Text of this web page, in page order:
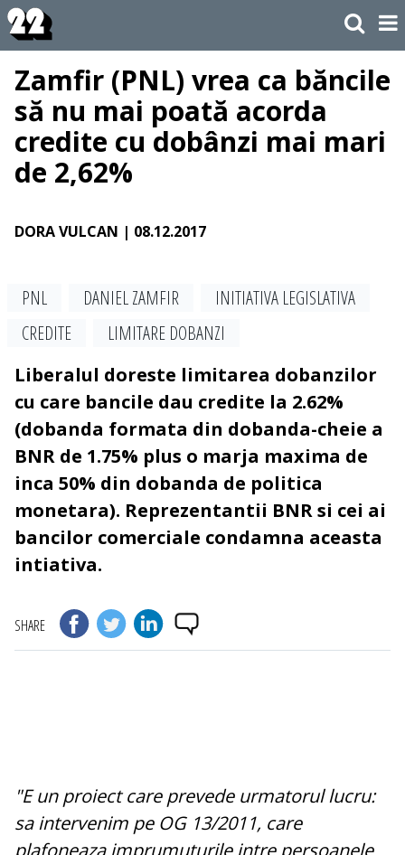
Zamfir (PNL) vrea ca băncile
să nu mai poată acorda
credite cu dobânzi mai mari
de 2,62%
DORA VULCAN | 08.12.2017
PNL DANIEL ZAMFIR
INITIATIVA LEGISLATIVA
CREDITE
LIMITARE DOBANZI
Liberalul doreste limitarea dobanzilor
cu care bancile dau credite la 2.62%
(dobanda formata din dobanda-cheie a
BNR de 1.75% plus o marja maxima de
inca 50% din dobanda de politica
monetara). Reprezentantii BNR si cei ai
bancilor comerciale condamna aceasta
intiativa.
SHARE
"E un proiect care prevede urmatorul lucru:
sa intervenim pe OG 13/2011, care